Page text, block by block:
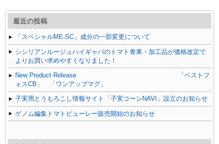
最近の投稿
「スペシャルME-SC」成分の一部変更について
シシリアンルージュハイギャバのトマト青果・加工品が価格改定で
よりお買い求めやすくなりました！
New Product Release 「ベストフ
ォスCB」 「ワンアップマグ」
子実用とうもろこし情報サイト「子実コーンNAVI」設立のお知らせ
ゲノム編集トマトピューレー販売開始のお知らせ